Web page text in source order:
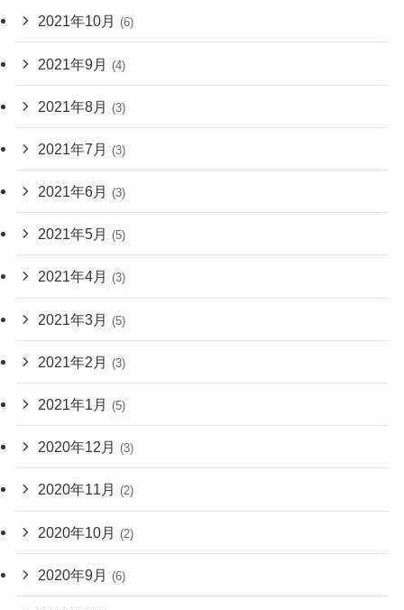
2021年10月 (6)
2021年9月 (4)
2021年8月 (3)
2021年7月 (3)
2021年6月 (3)
2021年5月 (5)
2021年4月 (3)
2021年3月 (5)
2021年2月 (3)
2021年1月 (5)
2020年12月 (3)
2020年11月 (2)
2020年10月 (2)
2020年9月 (6)